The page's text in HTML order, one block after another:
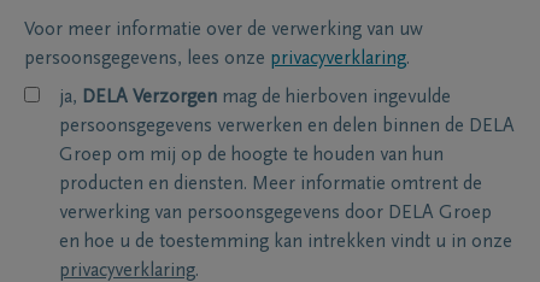
Voor meer informatie over de verwerking van uw
persoonsgegevens, lees onze privacyverklaring.
ja, DELA Verzorgen mag de hierboven ingevulde
persoonsgegevens verwerken en delen binnen de DELA
Groep om mij op de hoogte te houden van hun
producten en diensten. Meer informatie omtrent de
verwerking van persoonsgegevens door DELA Groep
en hoe u de toestemming kan intrekken vindt u in onze
privacyverklaring.